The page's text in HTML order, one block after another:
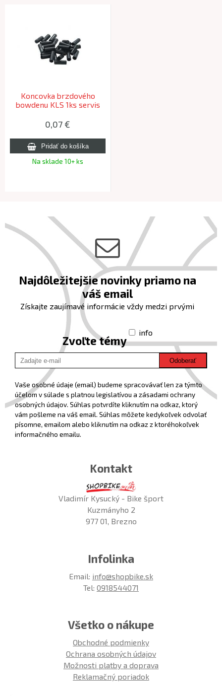
Koncovka brzdového
bowdenu KLS 1ks servis
0,07 €
Na sklade 10+ ks
Najdôležitejšie novinky priamo na
váš email
Získajte zaujímavé informácie vždy medzi prvými
Zvoľte témy
info
Odoberať
Vaše osobné údaje (email) budeme spracovávať len za týmto
účelom v súlade s platnou legislatívou a zásadami ochrany
osobných údajov. Súhlas potvrdíte kliknutím na odkaz, ktorý
vám pošleme na váš email. Súhlas môžete kedykoľvek odvolať
písomne, emailom alebo kliknutím na odkaz z ktoréhokoľvek
informačného emailu.
Kontakt
Vladimír Kysucký - Bike šport
Kuzmányho 2
977 01, Brezno
Infolinka
Email: info@shopbike.sk
Tel: 0918544071
Všetko o nákupe
Obchodné podmienky
Ochrana osobných údajov
Možnosti platby a doprava
Reklamačný poriadok